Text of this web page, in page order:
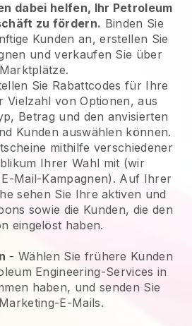
dabei helfen, Ihr Petroleum
zu fördern. Binden Sie
Kunden an, erstellen Sie
und verkaufen Sie über
Marktplätze.
Sie Rabattcodes für Ihre
Vielzahl von Optionen, aus
Betrag und den anvisierten
Kunden auswählen können.
mithilfe verschiedener
Ihrer Wahl mit (wir
Mail-Kampagnen). Auf Ihrer
sehen Sie Ihre aktiven und
sowie die Kunden, die den
eingelöst haben.
-Wählen Sie frühere Kunden
Engineering-Services in
haben, und senden Sie
E-Mails.